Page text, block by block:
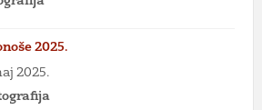
2025.
2025.